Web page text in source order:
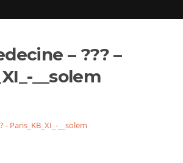
– ??? –
__solem